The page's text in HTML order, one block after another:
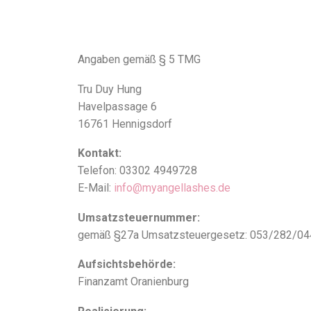
Angaben gemäß § 5 TMG
Tru Duy Hung
Havelpassage 6
16761 Hennigsdorf
Kontakt:
Telefon: 03302 4949728
E-Mail: info@myangellashes.de
Umsatzsteuernummer:
gemäß §27a Umsatzsteuergesetz: 053/282/
Aufsichtsbehörde:
Finanzamt Oranienburg